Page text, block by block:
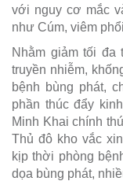
với nguy cơ mắc
như Cúm, viêm
Nhằm giảm tối đa
truyền nhiễm,
bệnh bùng phát,
phần thúc đẩy
Minh Khai chính
Thủ đô kho vắc
kịp thời phòng
dọa bùng phát,